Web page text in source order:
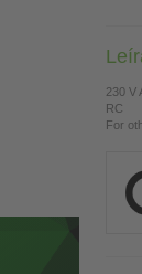
230 V
RC
For